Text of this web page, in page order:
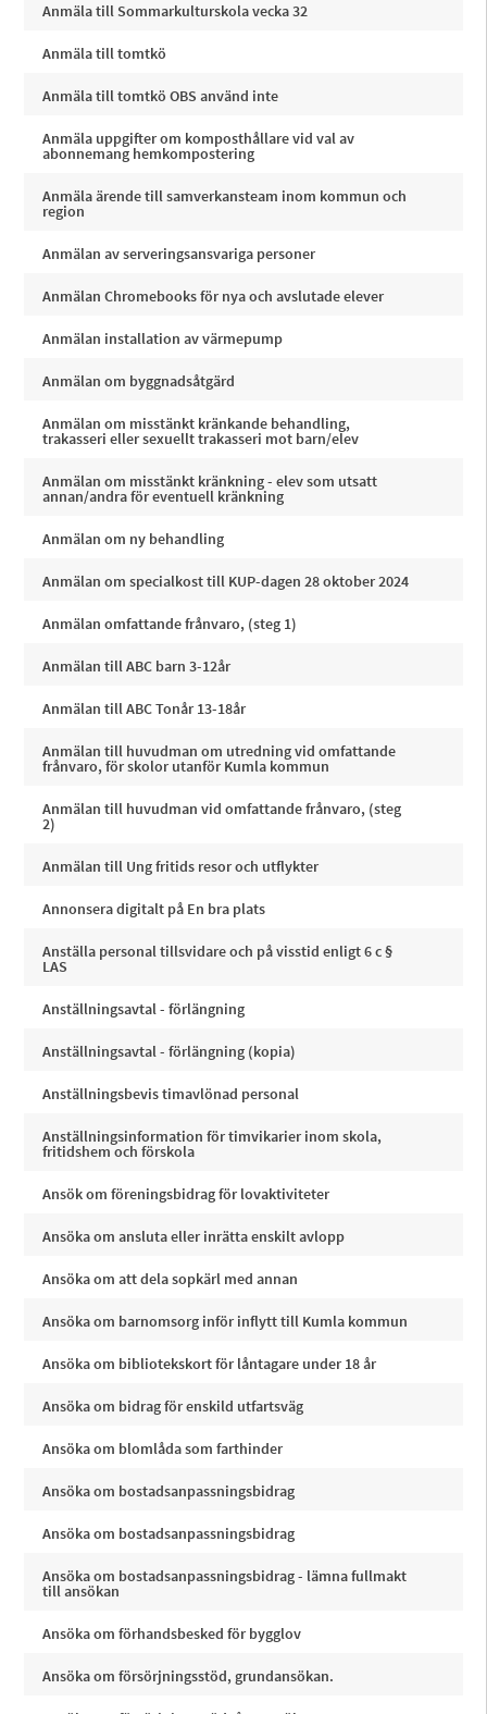
Anmäla till Sommarkulturskola vecka 32
Anmäla till tomtkö
Anmäla till tomtkö OBS använd inte
Anmäla uppgifter om komposthållare vid val av
abonnemang hemkompostering
Anmäla ärende till samverkansteam inom kommun och
region
Anmälan av serveringsansvariga personer
Anmälan Chromebooks för nya och avslutade elever
Anmälan installation av värmepump
Anmälan om byggnadsåtgärd
Anmälan om misstänkt kränkande behandling,
trakasseri eller sexuellt trakasseri mot barn/elev
Anmälan om misstänkt kränkning - elev som utsatt
annan/andra för eventuell kränkning
Anmälan om ny behandling
Anmälan om specialkost till KUP-dagen 28 oktober 2024
Anmälan omfattande frånvaro, (steg 1)
Anmälan till ABC barn 3-12år
Anmälan till ABC Tonår 13-18år
Anmälan till huvudman om utredning vid omfattande
frånvaro, för skolor utanför Kumla kommun
Anmälan till huvudman vid omfattande frånvaro, (steg
2)
Anmälan till Ung fritids resor och utflykter
Annonsera digitalt på En bra plats
Anställa personal tillsvidare och på visstid enligt 6 c §
LAS
Anställningsavtal - förlängning
Anställningsavtal - förlängning (kopia)
Anställningsbevis timavlönad personal
Anställningsinformation för timvikarier inom skola,
fritidshem och förskola
Ansök om föreningsbidrag för lovaktiviteter
Ansöka om ansluta eller inrätta enskilt avlopp
Ansöka om att dela sopkärl med annan
Ansöka om barnomsorg inför inflytt till Kumla kommun
Ansöka om bibliotekskort för låntagare under 18 år
Ansöka om bidrag för enskild utfartsväg
Ansöka om blomlåda som farthinder
Ansöka om bostadsanpassningsbidrag
Ansöka om bostadsanpassningsbidrag
Ansöka om bostadsanpassningsbidrag - lämna fullmakt
till ansökan
Ansöka om förhandsbesked för bygglov
Ansöka om försörjningsstöd, grundansökan.